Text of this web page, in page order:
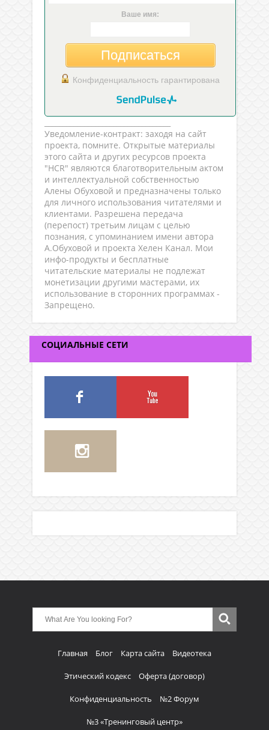
Ваше имя:
Подписаться
Конфиденциальность гарантирована
Уведомление-контракт: заходя на сайт
проекта, помните. Открытые материалы
этого сайта и других ресурсов проекта
"HCR" являются благотворительным актом
и интеллектуальной собственностью
Алены Обуховой и предназначены только
для личного использования читателями и
клиентами. Разрешена передача
(перепост) третьим лицам с целью
познания, с упоминанием имени автора
А.Обуховой и проекта Хелен Канал. Мои
инфо-продукты и бесплатные
читательские материалы не подлежат
монетизации другими мастерами, их
использование в сторонних программах -
Запрещено.
СОЦИАЛЬНЫЕ СЕТИ
Главная Блог Карта сайта Видеотека
Этический кодекс Оферта (договор)
Конфиденциальность №2 Форум
№3 «Тренинговый центр»